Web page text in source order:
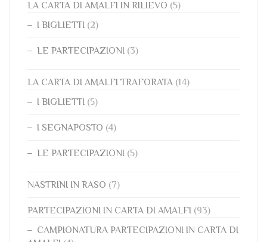
LA CARTA DI AMALFI IN RILIEVO (5)
I BIGLIETTI (2)
LE PARTECIPAZIONI (3)
LA CARTA DI AMALFI TRAFORATA (14)
I BIGLIETTI (5)
I SEGNAPOSTO (4)
LE PARTECIPAZIONI (5)
NASTRINI IN RASO (7)
PARTECIPAZIONI IN CARTA DI AMALFI (93)
CAMPIONATURA PARTECIPAZIONI IN CARTA DI